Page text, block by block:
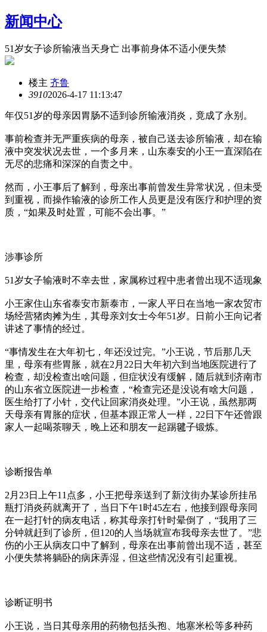
新闻中心
51岁女子诊所输液当天身亡 出事前身体不适小便失禁
楼主 齐鲁
39102026-4-17 11:13:47
年仅51岁的母亲因胃肠不适到诊所输液消炎，竟成了永别。
事前检查并无严重疾病的母亲，被自己送去诊所输液，却在输
液中突发状况去世，一个多月来，山东泰安的小王一直深陷在
无尽的悲痛和深深的自责之中。
然而，小王事后了解到，母亲出事前曾发生异常状况，但未受
到重视，而操作输液的诊所工作人员更是没有医疗和护理的资
质，“如果及时处置，可能不会出事。”
涉事诊所
51岁女子输液时不幸去世，家属称过程中患者曾出现不适现象
小王家住山东省泰安市新泰市，一家人平日在当地一家农贸市
场经营猪肉摊为生，其母亲刘女士今年51岁。日前小王向记者
讲述了事情的经过。
“事情发生在大年初七，年还没过完。”小王说，节后那几天
里，母亲有些胃胀，就在2月22日大年初六到当地医院进行了
检查，却没检查出啥问题，但症状没有缓解，随后就到济南市
的山东省立医院进一步检查，“检查完还是没说有啥大问题，
医生给打了小针，交代让回家消炎处理。”小王说，虽然那两
天母亲有胃胀的症状，但基本跟正常人一样，22日下午还曾跟
家人一起喝茶聊天，晚上还和朋友一起踢毽子锻炼。
诊断报告单
2月23日上午11点多，小王把母亲送到了新汶街办某诊所挂吊
瓶打消炎药就离开了，当日下午1时45左右，他接到跟母亲同
在一起打针的病友电话，称其母亲打针时晕倒了，“我用了三
分钟就赶到了诊所，但120的人当场就宣布我母亲去世了。”悲
伤的小王从病友口中了解到，母亲在出事前曾出现不适，甚至
小便失禁将躺卧的病床弄湿，但这些情况没有引起重视。
诊断证明书
小王说，当日其母亲用的药物包括头孢、地塞米松等多种药